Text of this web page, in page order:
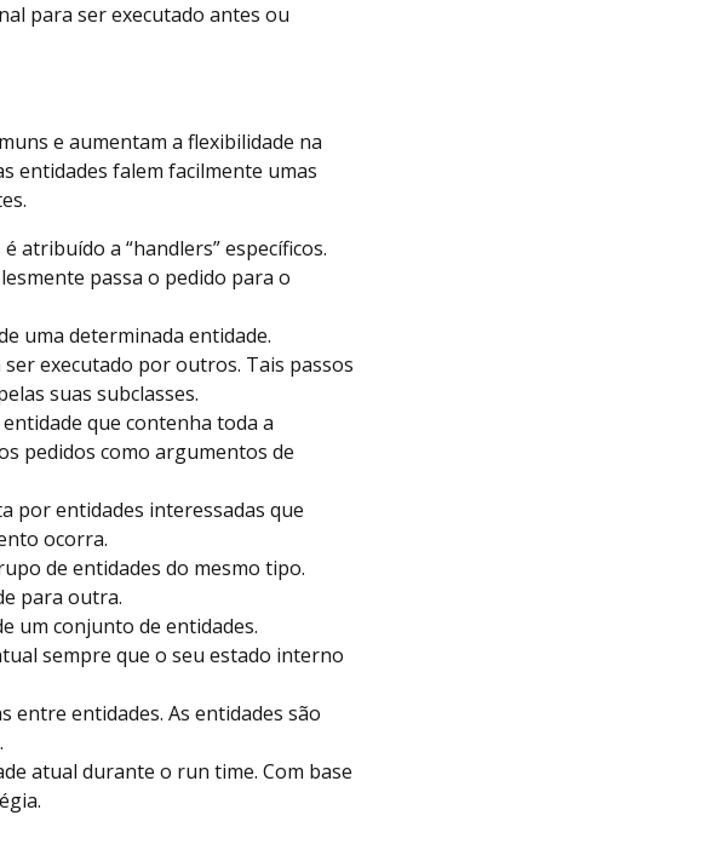
para ser executado antes ou
e aumentam a flexibilidade na
entidades falem facilmente umas
atribuído a “handlers” específicos.
passa o pedido para o
uma determinada entidade.
executado por outros. Tais passos
suas subclasses.
que contenha toda a
pedidos como argumentos de
por entidades interessadas que
ocorra.
de entidades do mesmo tipo.
para outra.
um conjunto de entidades.
sempre que o seu estado interno
entre entidades. As entidades são
atual durante o run time. Com base